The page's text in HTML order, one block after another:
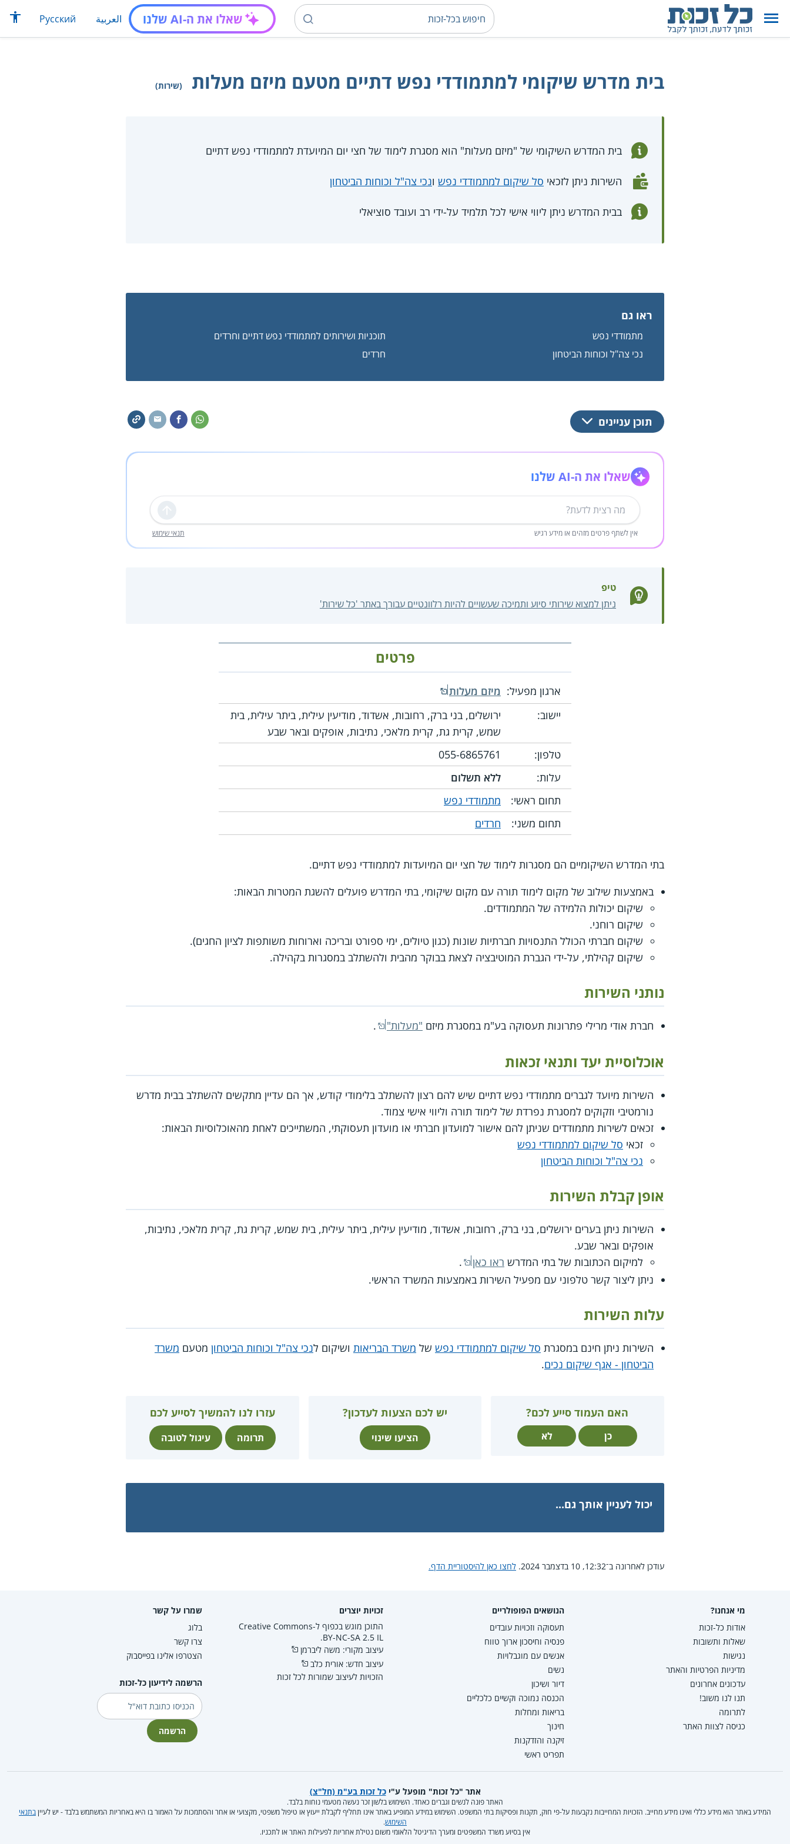
שאלו את ה-AI שלנו العربية Русский
בית מדרש שיקומי למתמודדי נפש דתיים מטעם מיזם מעלות (שירות)
בית המדרש השיקומי של "מיזם מעלות" הוא מסגרת לימוד של חצי יום המיועדת למתמודדי נפש דתיים
השירות ניתן לזכאי סל שיקום למתמודדי נפש ונכי צה"ל וכוחות הביטחון
בבית המדרש ניתן ליווי אישי לכל תלמיד על-ידי רב ועובד סוציאלי
ראו גם
מתמודדי נפש
תוכניות ושירותים למתמודדי נפש דתיים וחרדים
נכי צה"ל וכוחות הביטחון
חרדים
תוכן עניינים
שאלו את ה-AI שלנו
שליחה
אין לשתף פרטים מזהים או מידע רגיש תנאי שימוש
טיפ
ניתן למצוא שירותי סיוע ותמיכה שעשויים להיות רלוונטיים עבורך באתר 'כל שירות'
פרטים
ארגון מפעיל: מיזם מעלות
יישוב:
ירושלים, בני ברק, רחובות, אשדוד, מודיעין עילית, ביתר עילית, בית
שמש, קרית גת, קרית מלאכי, נתיבות, אופקים ובאר שבע
טלפון:
055-6865761
עלות:
ללא תשלום
תחום ראשי:
מתמודדי נפש
תחום משני:
חרדים
בתי המדרש השיקומיים הם מסגרות לימוד של חצי יום המיועדות למתמודדי נפש דתיים.
באמצעות שילוב של מקום לימוד תורה עם מקום שיקומי, בתי המדרש פועלים להשגת המטרות הבאות:
שיקום יכולות הלמידה של המתמודדים.
שיקום רוחני.
שיקום חברתי הכולל התנסויות חברתיות שונות (כגון טיולים, ימי ספורט ובריכה וארוחות משותפות לציון החגים).
שיקום קהילתי, על-ידי הגברת המוטיבציה לצאת בבוקר מהבית ולהשתלב במסגרות בקהילה.
נותני השירות
חברת אודי מרילי פתרונות תעסוקה בע"מ במסגרת מיזם "מעלות" .
אוכלוסיית יעד ותנאי זכאות
השירות מיועד לגברים מתמודדי נפש דתיים שיש להם רצון להשתלב בלימודי קודש, אך הם עדיין מתקשים להשתלב בבית מדרש
נורמטיבי וזקוקים למסגרת נפרדת של לימוד תורה וליווי אישי צמוד.
זכאים לשירות מתמודדים שניתן להם אישור למועדון חברתי או מועדון תעסוקתי, המשתייכים לאחת מהאוכלוסיות הבאות:
זכאי סל שיקום למתמודדי נפש
נכי צה"ל וכוחות הביטחון
אופן קבלת השירות
השירות ניתן בערים ירושלים, בני ברק, רחובות, אשדוד, מודיעין עילית, ביתר עילית, בית שמש, קרית גת, קרית מלאכי, נתיבות,
אופקים ובאר שבע.
למיקום הכתובות של בתי המדרש ראו כאן
.
ניתן ליצור קשר טלפוני עם מפעיל השירות באמצעות המשרד הראשי.
עלות השירות
השירות ניתן חינם במסגרת סל שיקום למתמודדי נפש של משרד הבריאות ושיקום לנכי צה"ל וכוחות הביטחון מטעם משרד
הביטחון - אגף שיקום נכים.
האם העמוד סייע לכם?
כן לא
יש לכם הצעות לעדכון?
הציעו שינוי
עזרו לנו להמשיך לסייע לכם
תרומה עיגול לטובה
יכול לעניין אותך גם...
עודכן לאחרונה ב־12:32, 10 בדצמבר 2024. לחצו כאן להיסטוריית הדף.
מי אנחנו?
אודות כל-זכות
שאלות ותשובות
נגישות
מדיניות הפרטיות והאתר
עדכונים אחרונים
תנו לנו משוב!
לתרומה
כניסה לצוות האתר
הנושאים הפופולריים
תעסוקה וזכויות עובדים
פנסיה וחיסכון ארוך טווח
אנשים עם מוגבלויות
נשים
דיור ושיכון
הכנסה נמוכה וקשיים כלכליים
בריאות ומחלות
חינוך
זיקנה והזדקנות
תפריט ראשי
זכויות יוצרים
התוכן מוגש בכפוף ל-Creative Commons
BY-NC-SA 2.5 IL.
עיצוב מקורי: משה ליברמן
עיצוב חדש: אורית כלב
הזכויות לעיצוב שמורות לכל זכות
שמרו על קשר
בלוג
צרו קשר
הצטרפו אלינו בפייסבוק
הרשמה לידיעון כל-זכות
דוא"ל
הרשמה
אתר "כל זכות" מופעל ע"יכל זכות בע"מ (חל"צ)
האתר פונה לנשים וגברים כאחד. השימוש בלשון זכר נעשה מטעמי נוחות בלבד.
המידע באתר הוא מידע כללי ואינו מידע מחייב. הזכויות המחייבות נקבעות על-פי חוק, תקנות ופסיקות בתי המשפט. השימוש במידע המופיע באתר אינו תחליף לקבלת ייעוץ או טיפול משפטי, מקצועי או אחר והסתמכות על האמור בו היא באחריות המשתמש בלבד - יש לעייןבתנאי
השימוש.
אין בסיוע משרד המשפטים ומערך הדיגיטל הלאומי משום נטילת אחריות לפעילות האתר או לתכניו.